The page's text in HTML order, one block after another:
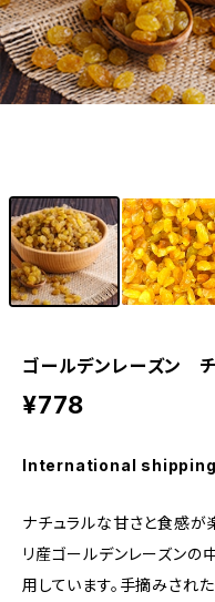
ゴールデンレーズン
¥778
International
ナチュラルな甘さと食感が
リ産ゴールデンレーズン
用しています。手摘みされ